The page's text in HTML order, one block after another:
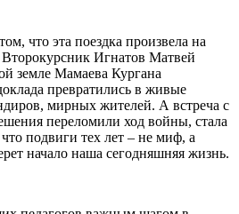
что эта поездка произвела на
Игнатов Матвей
земле Мамаева Кургана
превратились в живые
мирных жителей. А встреча с
переломили ход войны, стала
подвиги тех лет – не миф, а
начало наша сегодняшняя жизнь.